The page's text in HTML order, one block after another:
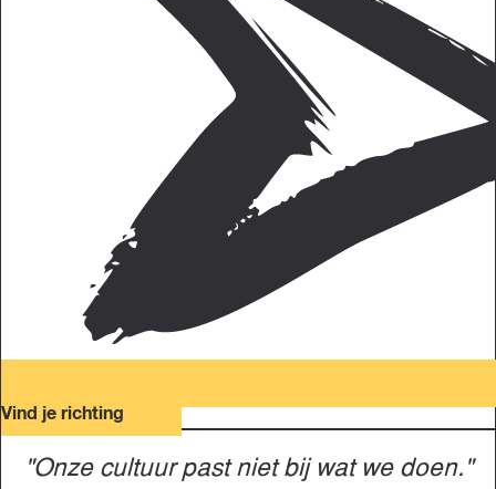
Vind je richting
"Onze cultuur past niet bij wat we doen."